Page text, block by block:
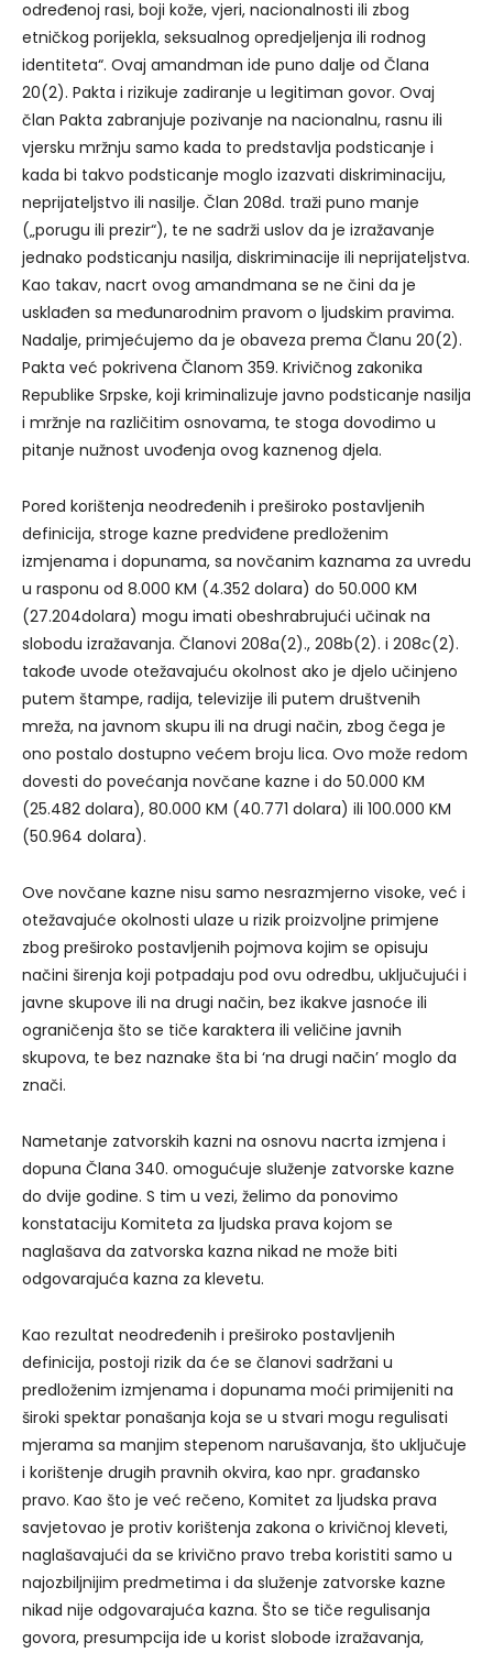
određenoj rasi, boji kože, vjeri, nacionalnosti ili zbog
etničkog porijekla, seksualnog opredjeljenja ili rodnog
identiteta“. Ovaj amandman ide puno dalje od Člana
20(2). Pakta i rizikuje zadiranje u legitiman govor. Ovaj
član Pakta zabranjuje pozivanje na nacionalnu, rasnu ili
vjersku mržnju samo kada to predstavlja podsticanje i
kada bi takvo podsticanje moglo izazvati diskriminaciju,
neprijateljstvo ili nasilje. Član 208d. traži puno manje
(„porugu ili prezir“), te ne sadrži uslov da je izražavanje
jednako podsticanju nasilja, diskriminacije ili neprijateljstva.
Kao takav, nacrt ovog amandmana se ne čini da je
usklađen sa međunarodnim pravom o ljudskim pravima.
Nadalje, primjećujemo da je obaveza prema Članu 20(2).
Pakta već pokrivena Članom 359. Krivičnog zakonika
Republike Srpske, koji kriminalizuje javno podsticanje nasilja
i mržnje na različitim osnovama, te stoga dovodimo u
pitanje nužnost uvođenja ovog kaznenog djela.
Pored korištenja neodređenih i preširoko postavljenih
definicija, stroge kazne predviđene predloženim
izmjenama i dopunama, sa novčanim kaznama za uvredu
u rasponu od 8.000 KM (4.352 dolara) do 50.000 KM
(27.204dolara) mogu imati obeshrabrujući učinak na
slobodu izražavanja. Članovi 208a(2)., 208b(2). i 208c(2).
takođe uvode otežavajuću okolnost ako je djelo učinjeno
putem štampe, radija, televizije ili putem društvenih
mreža, na javnom skupu ili na drugi način, zbog čega je
ono postalo dostupno većem broju lica. Ovo može redom
dovesti do povećanja novčane kazne i do 50.000 KM
(25.482 dolara), 80.000 KM (40.771 dolara) ili 100.000 KM
(50.964 dolara).
Ove novčane kazne nisu samo nesrazmjerno visoke, već i
otežavajuće okolnosti ulaze u rizik proizvoljne primjene
zbog preširoko postavljenih pojmova kojim se opisuju
načini širenja koji potpadaju pod ovu odredbu, uključujući i
javne skupove ili na drugi način, bez ikakve jasnoće ili
ograničenja što se tiče karaktera ili veličine javnih
skupova, te bez naznake šta bi ‘na drugi način’ moglo da
znači.
Nametanje zatvorskih kazni na osnovu nacrta izmjena i
dopuna Člana 340. omogućuje služenje zatvorske kazne
do dvije godine. S tim u vezi, želimo da ponovimo
konstataciju Komiteta za ljudska prava kojom se
naglašava da zatvorska kazna nikad ne može biti
odgovarajuća kazna za klevetu.
Kao rezultat neodređenih i preširoko postavljenih
definicija, postoji rizik da će se članovi sadržani u
predloženim izmjenama i dopunama moći primijeniti na
široki spektar ponašanja koja se u stvari mogu regulisati
mjerama sa manjim stepenom narušavanja, što uključuje
i korištenje drugih pravnih okvira, kao npr. građansko
pravo. Kao što je već rečeno, Komitet za ljudska prava
savjetovao je protiv korištenja zakona o krivičnoj kleveti,
naglašavajući da se krivično pravo treba koristiti samo u
najozbiljnijim predmetima i da služenje zatvorske kazne
nikad nije odgovarajuća kazna. Što se tiče regulisanja
govora, presumpcija ide u korist slobode izražavanja,